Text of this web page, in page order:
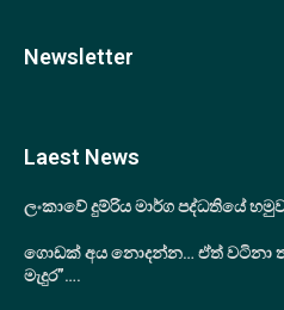
Newsletter
Laest News
ලංකාවේ දුම්රිය මාර්ග පද්ධතියේ
ගොඩක් අය නොදන්න… ඒත් වටිනා
මැදුර”….